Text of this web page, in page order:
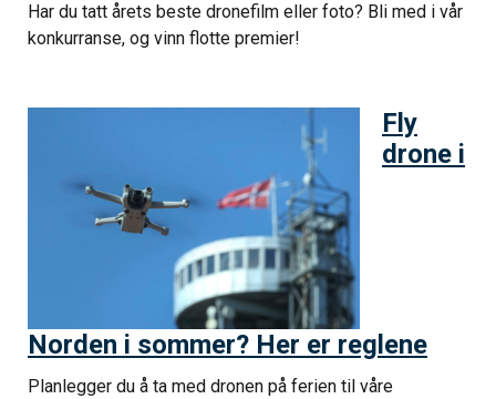
Har du tatt årets beste dronefilm eller foto? Bli med i vår
konkurranse, og vinn flotte premier!
Fly
drone i
Norden i sommer? Her er reglene
Planlegger du å ta med dronen på ferien til våre